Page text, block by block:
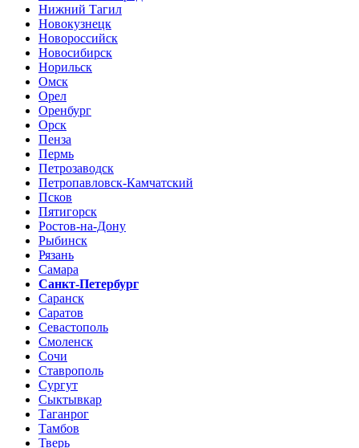
Нижний Тагил
Новокузнецк
Новороссийск
Новосибирск
Норильск
Омск
Орел
Оренбург
Орск
Пенза
Пермь
Петрозаводск
Петропавловск-Камчатский
Псков
Пятигорск
Ростов-на-Дону
Рыбинск
Рязань
Самара
Санкт-Петербург
Саранск
Саратов
Севастополь
Смоленск
Сочи
Ставрополь
Сургут
Сыктывкар
Таганрог
Тамбов
Тверь